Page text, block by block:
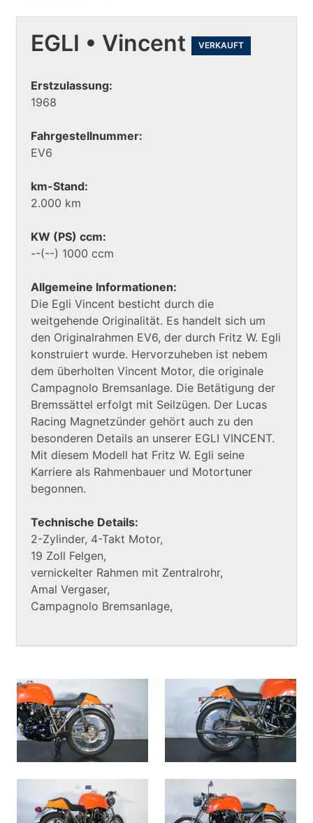
EGLI • Vincent VERKAUFT
Erstzulassung:
1968
Fahrgestellnummer:
EV6
km-Stand:
2.000 km
KW (PS) ccm:
--(--) 1000 ccm
Allgemeine Informationen:
Die Egli Vincent besticht durch die
weitgehende Originalität. Es handelt sich um
den Originalrahmen EV6, der durch Fritz W. Egli
konstruiert wurde. Hervorzuheben ist nebem
dem überholten Vincent Motor, die originale
Campagnolo Bremsanlage. Die Betätigung der
Bremssättel erfolgt mit Seilzügen. Der Lucas
Racing Magnetzünder gehört auch zu den
besonderen Details an unserer EGLI VINCENT.
Mit diesem Modell hat Fritz W. Egli seine
Karriere als Rahmenbauer und Motortuner
begonnen.
Technische Details:
2-Zylinder, 4-Takt Motor,
19 Zoll Felgen,
vernickelter Rahmen mit Zentralrohr,
Amal Vergaser,
Campagnolo Bremsanlage,